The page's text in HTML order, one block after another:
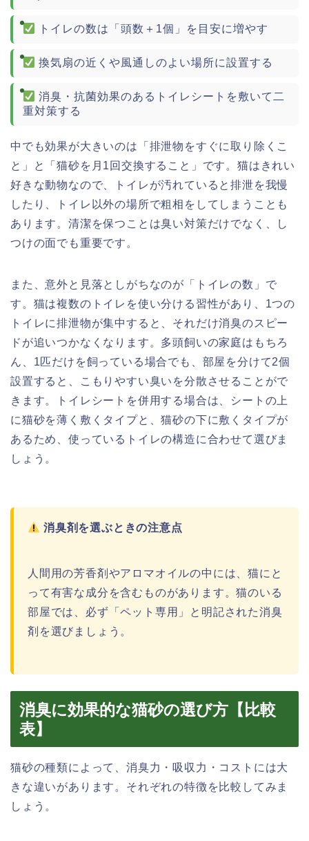
トイレの数は「頭数＋1個」を目安に増やす
換気扇の近くや風通しのよい場所に設置する
消臭・抗菌効果のあるトイレシートを敷いて二
重対策する
中でも効果が大きいのは「排泄物をすぐに取り除くこ
と」と「猫砂を月1回交換すること」です。猫はきれい
好きな動物なので、トイレが汚れていると排泄を我慢
したり、トイレ以外の場所で粗相をしてしまうことも
あります。清潔を保つことは臭い対策だけでなく、し
つけの面でも重要です。
また、意外と見落としがちなのが「トイレの数」で
す。猫は複数のトイレを使い分ける習性があり、1つの
トイレに排泄物が集中すると、それだけ消臭のスピー
ドが追いつかなくなります。多頭飼いの家庭はもちろ
ん、1匹だけを飼っている場合でも、部屋を分けて2個
設置すると、こもりやすい臭いを分散させることがで
きます。トイレシートを併用する場合は、シートの上
に猫砂を薄く敷くタイプと、猫砂の下に敷くタイプが
あるため、使っているトイレの構造に合わせて選びま
しょう。
消臭剤を選ぶときの注意点
人間用の芳香剤やアロマオイルの中には、猫にと
って有害な成分を含むものがあります。猫のいる
部屋では、必ず「ペット専用」と明記された消臭
剤を選びましょう。
消臭に効果的な猫砂の選び方【比較
表】
猫砂の種類によって、消臭力・吸収力・コストには大
きな違いがあります。それぞれの特徴を比較してみま
しょう。